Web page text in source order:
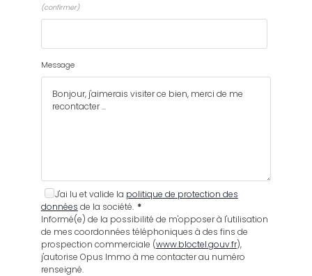
(confirmer)
Message
J'ai lu et valide la politique de protection des
données de la société. *
Informé(e) de la possibilité de m'opposer à l'utilisation
de mes coordonnées téléphoniques à des fins de
prospection commerciale (www.bloctel.gouv.fr),
j'autorise Opus Immo à me contacter au numéro
renseigné.